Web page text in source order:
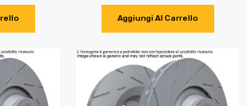
Aggiungi Al Carrello